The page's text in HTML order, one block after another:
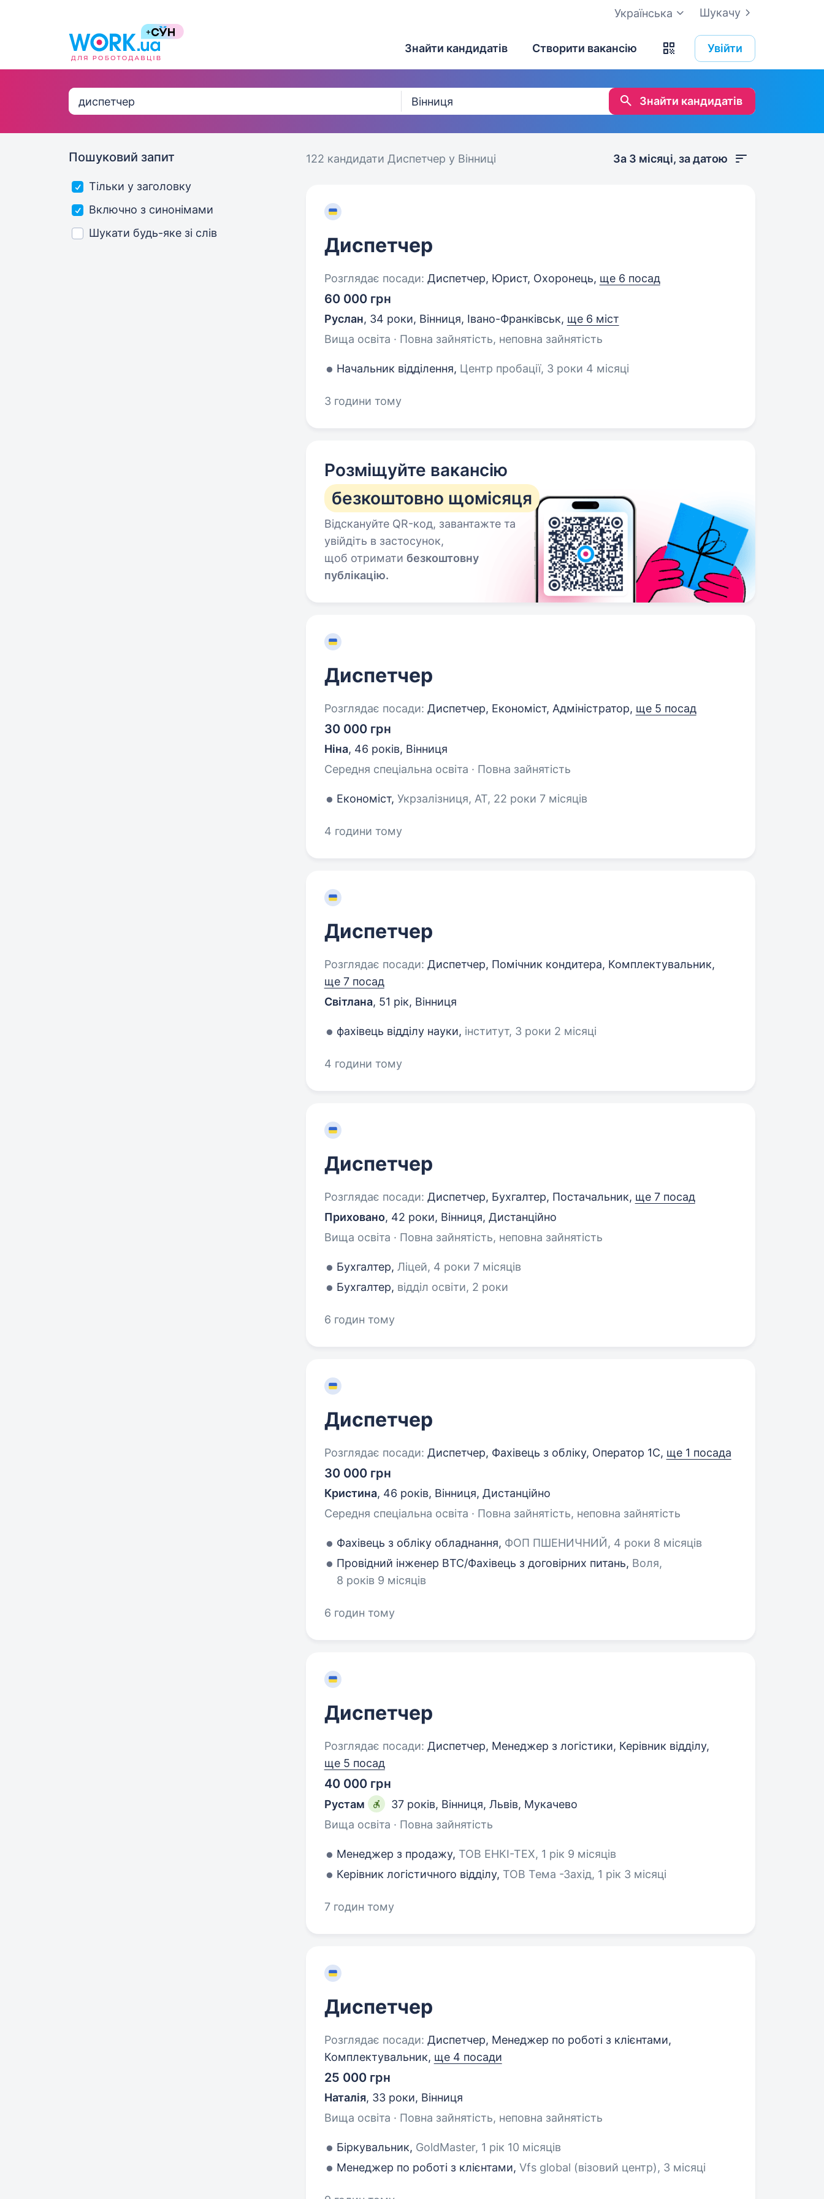
Шукачу
Українська
Знайти кандидатів Створити вакансію Увійти
Знайти кандидатів
Пошуковий запит
Тільки у заголовку
Включно з синонімами
Шукати будь-яке зі слів
122 кандидати Диспетчер у Вінниці За 3 місяці, за датою
Диспетчер
Розглядає посади: Диспетчер, Юрист, Охоронець, ще 6 посад
60 000 грн
Руслан, 34 роки, Вінниця, Івано-Франківськ, ще 6 міст
Вища освіта · Повна зайнятість, неповна зайнятість
Начальник відділення, Центр пробації, 3 роки 4 місяці
3 години тому
Розміщуйте вакансію
безкоштовно щомісяця
Відскануйте QR-код, завантажте та
увійдіть в застосунок,
щоб отримати безкоштовну
публікацію.
Диспетчер
Розглядає посади: Диспетчер, Економіст, Адміністратор, ще 5 посад
30 000 грн
Ніна, 46 років, Вінниця
Середня спеціальна освіта · Повна зайнятість
Економіст, Укрзалізниця, АТ, 22 роки 7 місяців
4 години тому
Диспетчер
Розглядає посади: Диспетчер, Помічник кондитера, Комплектувальник,
ще 7 посад
Світлана, 51 рік, Вінниця
фахівець відділу науки, інститут, 3 роки 2 місяці
4 години тому
Диспетчер
Розглядає посади: Диспетчер, Бухгалтер, Постачальник, ще 7 посад
Приховано, 42 роки, Вінниця, Дистанційно
Вища освіта · Повна зайнятість, неповна зайнятість
Бухгалтер, Ліцей, 4 роки 7 місяців
Бухгалтер, відділ освіти, 2 роки
6 годин тому
Диспетчер
Розглядає посади: Диспетчер, Фахівець з обліку, Оператор 1C, ще 1 посада
30 000 грн
Кристина, 46 років, Вінниця, Дистанційно
Середня спеціальна освіта · Повна зайнятість, неповна зайнятість
Фахівець з обліку обладнання, ФОП ПШЕНИЧНИЙ, 4 роки 8 місяців
Провідний інженер ВТС/Фахівець з договірних питань, Воля,
8 років 9 місяців
6 годин тому
Диспетчер
Розглядає посади: Диспетчер, Менеджер з логістики, Керівник відділу,
ще 5 посад
40 000 грн
Рустам 37 років, Вінниця, Львів, Мукачево
Вища освіта · Повна зайнятість
Менеджер з продажу, ТОВ ЕНКІ-ТЕХ, 1 рік 9 місяців
Керівник логістичного відділу, ТОВ Тема -Захід, 1 рік 3 місяці
7 годин тому
Диспетчер
Розглядає посади: Диспетчер, Менеджер по роботі з клієнтами,
Комплектувальник, ще 4 посади
25 000 грн
Наталія, 33 роки, Вінниця
Вища освіта · Повна зайнятість, неповна зайнятість
Біркувальник, GoldMaster, 1 рік 10 місяців
Менеджер по роботі з клієнтами, Vfs global (візовий центр), 3 місяці